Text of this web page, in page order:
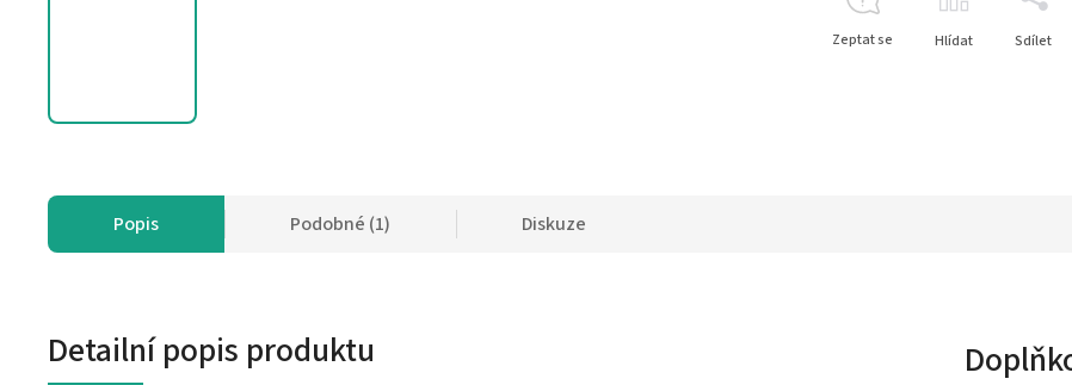
Zeptat se Hlídat Sdílet
Popis Podobné (1) Diskuze
Detailní popis produktu